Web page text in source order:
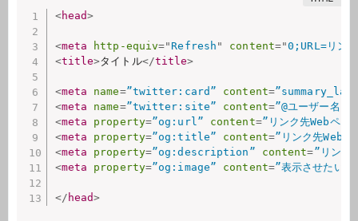
<head>
<meta http-equiv="Refresh " content="0;URL=リン
<title>タイトル</title>
<meta name=”twitter:card” content=
<meta name=”twitter:site” content=”@ユーザー名
<meta property=”og:url” content=”リンク先Webペー
<meta property=”og:title” content=”リンク先Web
<meta property=”og:description” content=”リンク
<meta property=”og:image” content=”表示させたい
</ head>